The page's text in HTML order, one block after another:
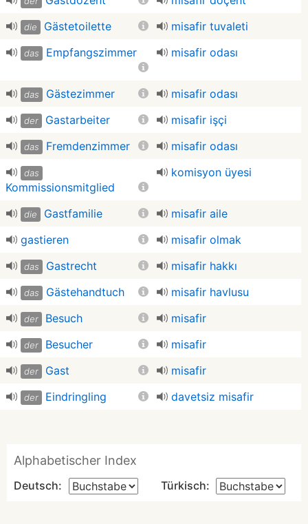
die Gästetoilette misafir tuvaleti
das Empfangszimmer misafir odası
das Gästezimmer misafir odası
der Gastarbeiter misafir işçi
das Fremdenzimmer misafir odası
das
Kommissionsmitglied
komisyon üyesi
die Gastfamilie
misafir aile
gastieren
misafir olmak
das Gastrecht misafir hakkı
das Gästehandtuch misafir havlusu
der Besuch misafir
der Besucher misafir
der Gast misafir
der Eindringling davetsiz misafir
Alphabetischer Index
Deutsch: Türkisch: